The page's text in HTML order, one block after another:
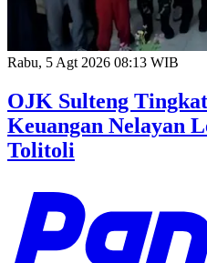
Rabu, 5 Agt 2026 08:13 WIB
OJK Sulteng
Keuangan Nelayan
Tolitoli